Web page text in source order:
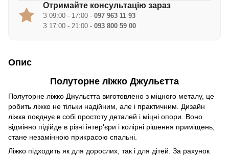
Отримайте консультацію зараз
З 09:00 - 17:00 - 097 963 11 93
З 17:00 - 21:00 - 093 800 59 00
Опис
Полуторне ліжко Джульєтта
Полуторне ліжко Джульєтта виготовлено з міцного металу, це
робить ліжко не тільки надійним, але і практичним. Дизайн
ліжка поєднує в собі простоту деталей і міцні опори. Воно
відмінно підійде в різні інтер'єри і колірні рішення приміщень,
стане незамінною прикрасою спальні.
Ліжко підходить як для дорослих, так і для дітей. За рахунок